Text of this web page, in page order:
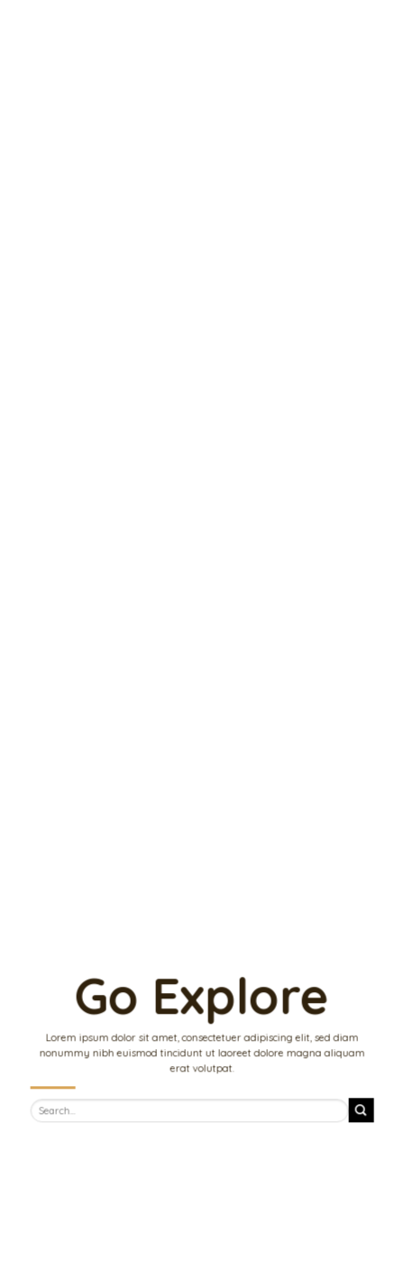
Go Explore
Lorem ipsum dolor sit amet, consectetuer adipiscing elit, sed diam
nonummy nibh euismod tincidunt ut laoreet dolore magna aliquam
erat volutpat.
Search
for: